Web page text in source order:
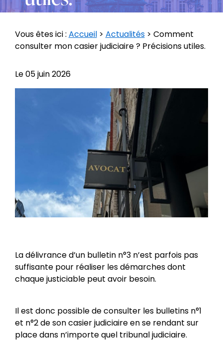
Vous êtes ici : Accueil> Actualités> Comment
consulter mon casier judiciaire ? Précisions utiles.
Le05 juin 2026
La délivrance d’un bulletin n°3 n’est parfois pas
suffisante pour réaliser les démarches dont
chaque justiciable peut avoir besoin.
Il est donc possible de consulter les bulletins n°1
et n°2 de son casier judiciaire en se rendant sur
place dans n’importe quel tribunal judiciaire.